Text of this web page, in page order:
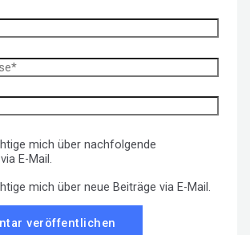
mich über nachfolgende
E-Mail.
mich über neue Beiträge via E-Mail.